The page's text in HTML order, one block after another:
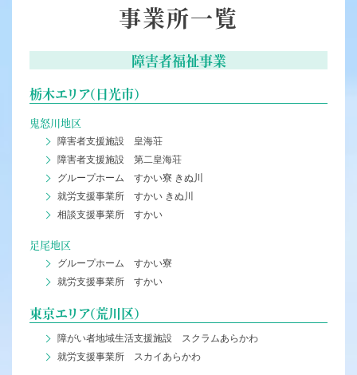
事業所一覧
障害者福祉事業
栃木エリア（日光市）
鬼怒川地区
障害者支援施設 皇海荘
障害者支援施設 第二皇海荘
グループホーム すかい寮 きぬ川
就労支援事業所 すかい きぬ川
相談支援事業所 すかい
足尾地区
グループホーム すかい寮
就労支援事業所 すかい
東京エリア（荒川区）
障がい者地域生活支援施設 スクラムあらかわ
就労支援事業所 スカイあらかわ